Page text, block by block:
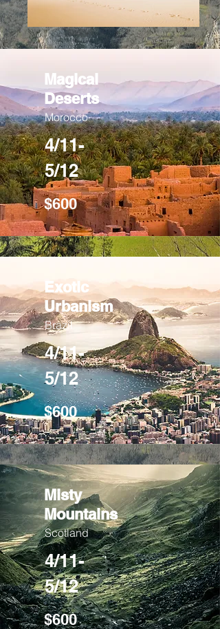
Magical
Deserts
Morocco
4/11-
5/12
$600
Exotic
Urbanism
Brazil
4/11-
5/12
$600
Misty
Mountains
Scotland
4/11-
5/12
$600